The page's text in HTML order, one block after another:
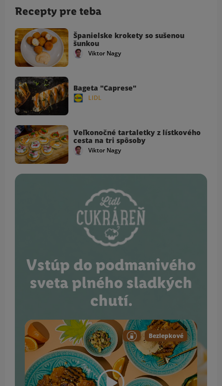
Recepty pre teba
Španielske krokety so sušenou
šunkou
Viktor Nagy
Bageta "Caprese"
LIDL
Veľkonočné tartaletky z lístkového
cesta na tri spôsoby
Viktor Nagy
Vstúp do podmanivého
sveta plného sladkých
chutí.
Bezlepkové